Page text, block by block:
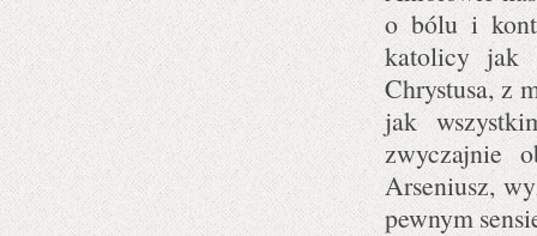
o bólu i
katolicy jak
Chrystusa, z
jak
zwyczajnie
Arseniusz,
pewnym